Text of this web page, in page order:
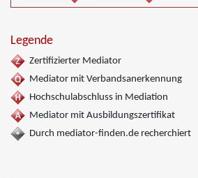
Legende
Zertifizierter Mediator
Mediator mit Verbandsanerkennung
Hochschulabschluss in Mediation
Mediator mit Ausbildungszertifikat
Durch mediator-finden.de recherchiert